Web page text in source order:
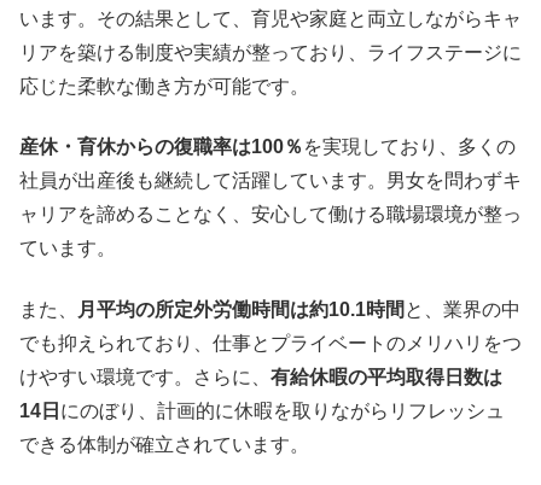
います。その結果として、育児や家庭と両立しながらキャ
リアを築ける制度や実績が整っており、ライフステージに
応じた柔軟な働き方が可能です。
産休・育休からの復職率は100％ を実現しており、多くの
社員が出産後も継続して活躍しています。男女を問わずキ
ャリアを諦めることなく、安心して働ける職場環境が整っ
ています。
また、 月平均の所定外労働時間は約10.1時間 と、業界の中
でも抑えられており、仕事とプライベートのメリハリをつ
けやすい環境です。さらに、 有給休暇の平均取得日数は
14日 にのぼり、計画的に休暇を取りながらリフレッシュ
できる体制が確立されています。